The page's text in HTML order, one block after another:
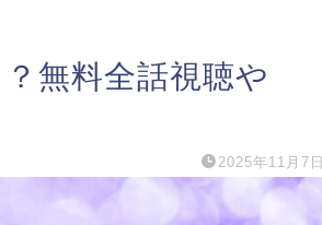
無料全話視聴や
2025年11月7日